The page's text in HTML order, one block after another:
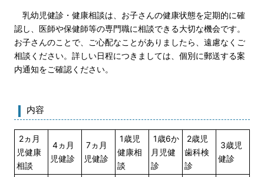
乳幼児健診・健康相談は、お子さんの健康状態を定期的に確
認し、医師や保健師等の専門職に相談できる大切な機会です。
お子さんのことで、ご心配なことがありましたら、遠慮なくご
相談ください。詳しい日程につきましては、個別に郵送する案
内通知をご確認ください。
内容
2ヵ月
児健康
相談
4ヵ月
児健診
7ヵ月
児健診
1歳児
健康相
談
1歳6か
月児健
診
2歳児
歯科検
診
3歳児
健診